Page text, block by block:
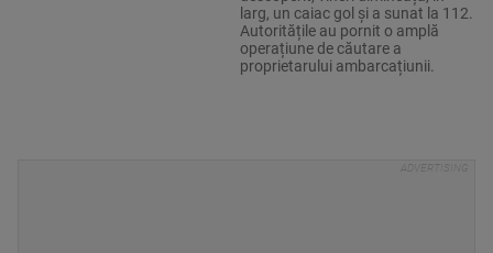
larg, un caiac gol și a sunat la 112.
Autoritățile au pornit o amplă
operațiune de căutare a
proprietarului ambarcațiunii.